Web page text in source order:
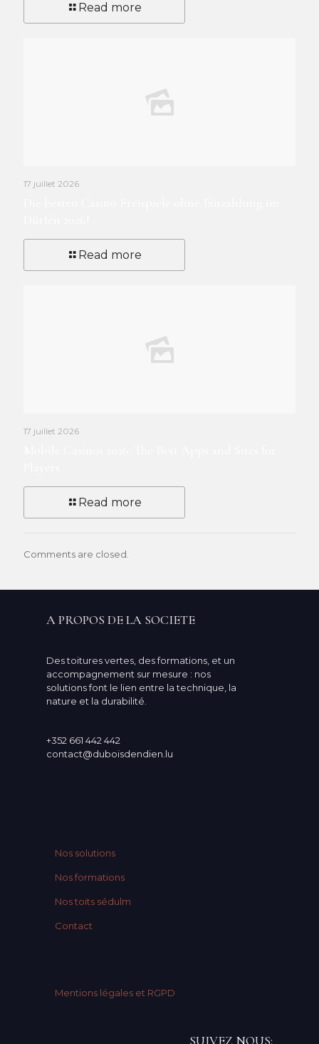
Read more
17 juillet 2026
Read more
17 juillet 2026
Read more
Comments are closed.
A PROPOS DE LA SOCIETE
Des toitures vertes, des formations, et un
accompagnement sur mesure : nos
solutions font le lien entre la technique, la
nature et la durabilité.
+352 661 442 442
contact@duboisdendien.lu
Nos solutions
Nos formations
Nos toits sédulm
Contact
Mentions légales et RGPD
SUIVEZ NOUS: